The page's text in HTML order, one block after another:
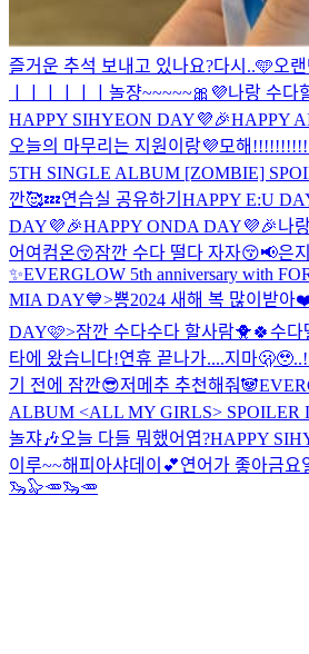
즐거운 추석 보내고 있나요?다시..🩵오
놀쟝~~~~~🎀💜나랑 수다
HAPPY SIHYEON DAY💜🎉HAPPY
오늘의 마무리는 지원이랑💜모해
5TH SINGLE ALBUM [ZOMBIE]
깐🥰💤연습실 공유하기 HAPPY E:U
DAY💜🎉HAPPY ONDA DAY💜🎉나
어여 컴온😚잠깐 수다 떨다 자자😚📢은
✨EVERGLOW 5th anniversary with
MIA DAY💙>뿅2024 새해 복 많이받아
DAY🩷>잠깐 수다수다 할사람🐥🍀수다
타에 왔습니다!연휴 끝나가....지마🫢🥹..!
기 전에 잠깐😎저메추 추천해줘🐼
ALBUM <ALL MY GIRLS> SPOILER
놀쟈🎶오늘 다들 뭐했어엽?HAPPY
이루~~해피아샤데이💕연어가 좋아금요
🦦🦭🥕🦦🥕